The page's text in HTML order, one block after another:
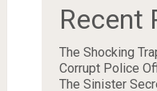
Recent
The Shocking
Corrupt Police
The Sinister